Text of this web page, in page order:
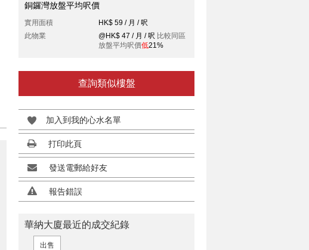
銅鑼灣放盤平均呎價
實用面積
HK$ 59 / 月 / 呎
此物業
@HK$ 47 / 月 / 呎 比較同區
放盤平均呎價低21%
查詢類似樓盤
加入到我的心水名單
打印此頁
發送電郵給好友
報告錯誤
華納大廈最近的成交紀錄
出售